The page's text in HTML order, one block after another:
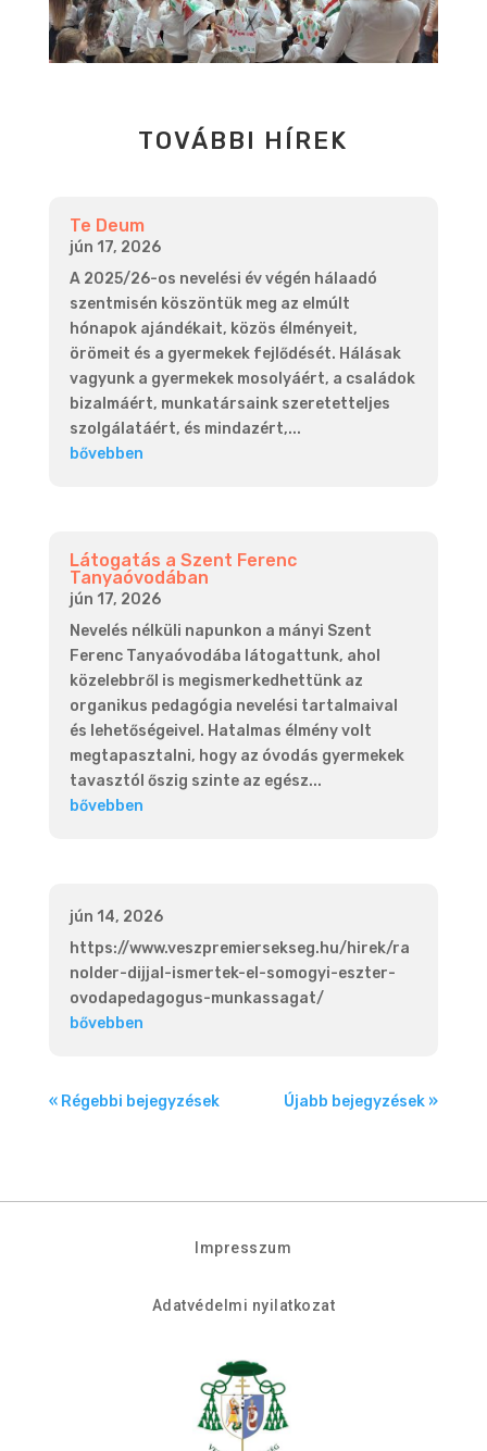
TOVÁBBI HÍREK
Te Deum
jún 17, 2026
A 2025/26-os nevelési év végén hálaadó
szentmisén köszöntük meg az elmúlt
hónapok ajándékait, közös élményeit,
örömeit és a gyermekek fejlődését. Hálásak
vagyunk a gyermekek mosolyáért, a családok
bizalmáért, munkatársaink szeretetteljes
szolgálatáért, és mindazért,...
bővebben
Látogatás a Szent Ferenc
Tanyaóvodában
jún 17, 2026
Nevelés nélküli napunkon a mányi Szent
Ferenc Tanyaóvodába látogattunk, ahol
közelebbről is megismerkedhettünk az
organikus pedagógia nevelési tartalmaival
és lehetőségeivel. Hatalmas élmény volt
megtapasztalni, hogy az óvodás gyermekek
tavasztól őszig szinte az egész...
bővebben
jún 14, 2026
https://www.veszpremiersekseg.hu/hirek/ra
nolder-dijjal-ismertek-el-somogyi-eszter-
ovodapedagogus-munkassagat/
bővebben
« Régebbi bejegyzések Újabb bejegyzések »
Impresszum
Adatvédelmi nyilatkozat